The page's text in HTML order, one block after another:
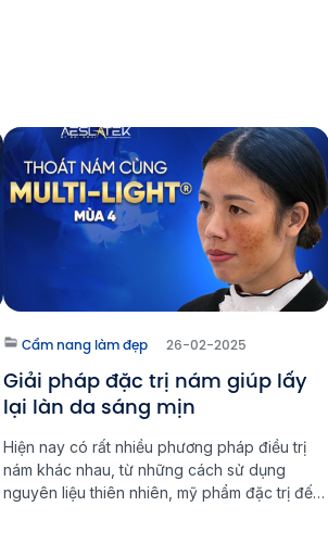
Cẩm nang làm đẹp 26-02-2025
Giải pháp đặc trị nám giúp lấy
lại làn da sáng mịn
Hiện nay có rất nhiều phương pháp điều trị
nám khác nhau, từ những cách sử dụng
nguyên liệu thiên nhiên, mỹ phẩm đặc trị đến